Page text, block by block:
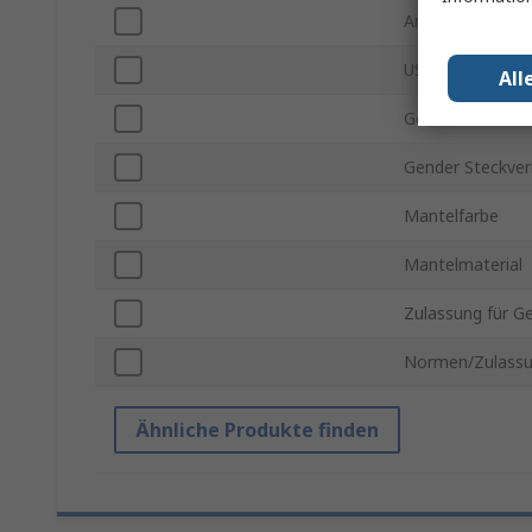
Anschlusstyp B
USB Version
Gender
Gender
Mantelfarbe
Mantelmaterial
Zulassung für
Normen/
Ähnliche Produkte finden